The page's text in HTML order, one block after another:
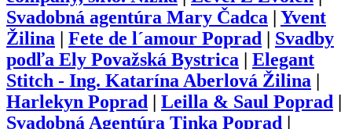
Svadobná agentúra Mary Čadca
Yvent
Žilina
Fete de l´amour Poprad
Svadby
podľa Ely Považská Bystrica
Elegant
Stitch - Ing. Katarína Aberlová Žilina
Harlekyn Poprad
Leilla & Saul Poprad
Svadobná Agentúra Tinka Poprad